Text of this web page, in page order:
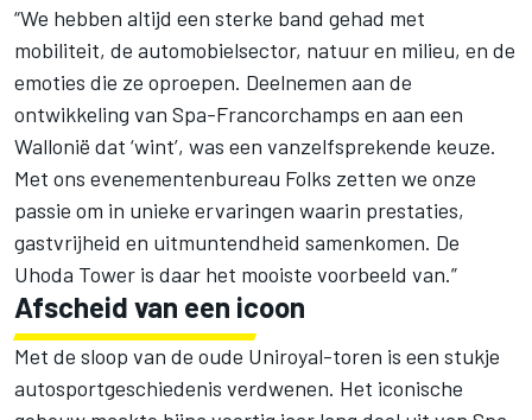
“We hebben altijd een sterke band gehad met
mobiliteit, de automobielsector, natuur en milieu, en de
emoties die ze oproepen. Deelnemen aan de
ontwikkeling van Spa-Francorchamps en aan een
Wallonië dat ‘wint’, was een vanzelfsprekende keuze.
Met ons evenementenbureau Folks zetten we onze
passie om in unieke ervaringen waarin prestaties,
gastvrijheid en uitmuntendheid samenkomen. De
Uhoda Tower is daar het mooiste voorbeeld van.”
Afscheid van een icoon
Met de sloop van de oude Uniroyal-toren is een stukje
autosportgeschiedenis verdwenen. Het iconische